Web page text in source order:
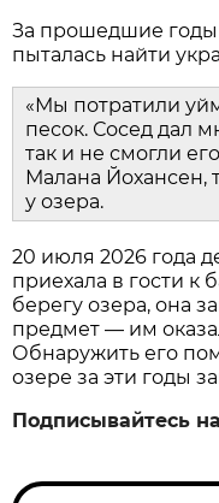
За прошедшие годы
пыталась найти
«Мы потратили
песок. Сосед дал
так и не смогли
Малана Йохансен,
у озера.
20 июля 2026 года
приехала в гости к
берегу озера, она
предмет — им
Обнаружить его
озере за эти годы
Подписывайтесь